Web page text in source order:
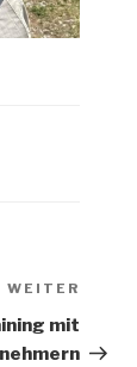
WEITER
mit